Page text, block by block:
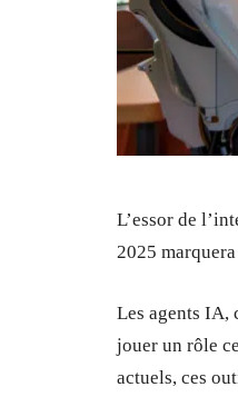
L’essor de
2025
Les agents IA,
jouer un rôle
actuels, ces